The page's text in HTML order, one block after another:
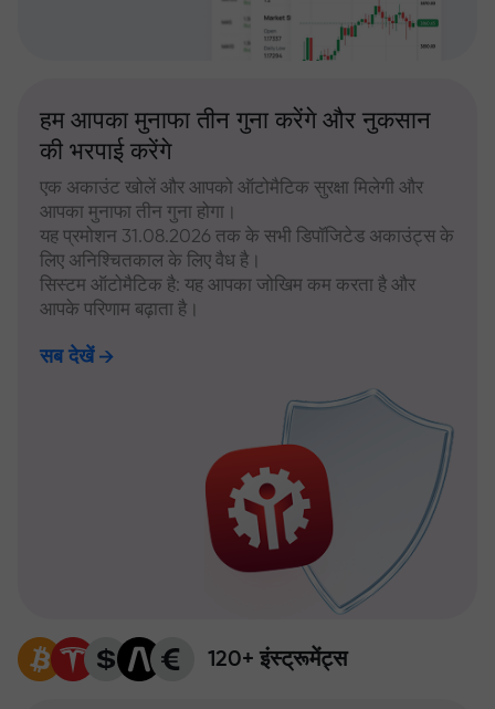
हम आपका मुनाफा तीन गुना करेंगे और नुकसान
की भरपाई करेंगे
एक अकाउंट खोलें और आपको ऑटोमैटिक सुरक्षा मिलेगी और
आपका मुनाफा तीन गुना होगा।
यह प्रमोशन 31.08.2026 तक के सभी डिपॉजिटेड अकाउंट्स के
लिए अनिश्चितकाल के लिए वैध है।
सिस्टम ऑटोमैटिक है: यह आपका जोखिम कम करता है और
आपके परिणाम बढ़ाता है।
सब देखें
120+ इंस्ट्रूमेंट्स